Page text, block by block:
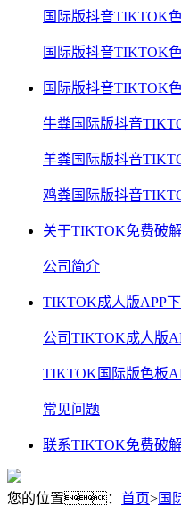
国际版抖音TIKTOK
国际版抖音TIKTOK
国际版抖音TIKTOK
牛粪国际版抖音
羊粪国际版抖音
鸡粪国际版抖音
关于TIKTOK免费破
公司简介
TIKTOK成人版APP
公司TIKTOK成人版
TIKTOK国际版色板
常见问题
联系TIKTOK免费破
您的位置： 首页>国